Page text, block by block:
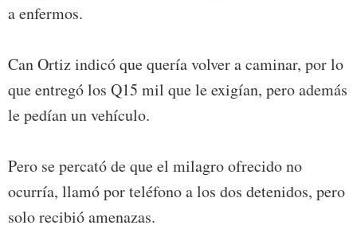
a enfermos.
Can Ortiz indicó que quería volver a caminar, por lo
que entregó los Q15 mil que le exigían, pero además
le pedían un vehículo.
Pero se percató de que el milagro ofrecido no
ocurría, llamó por teléfono a los dos detenidos, pero
solo recibió amenazas.